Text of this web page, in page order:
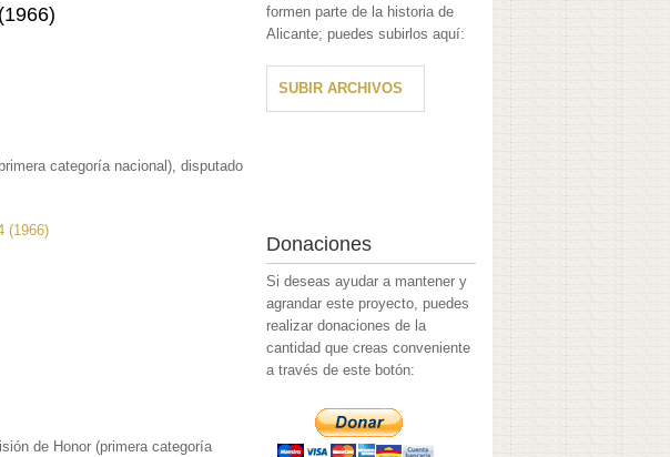
categoría nacional), disputado
(1966)
de Honor (primera categoría
formen parte de la historia de
Alicante; puedes subirlos aquí:
SUBIR ARCHIVOS
Donaciones
Si deseas ayudar a mantener y
agrandar este proyecto, puedes
realizar donaciones de la
cantidad que creas conveniente
a través de este botón: